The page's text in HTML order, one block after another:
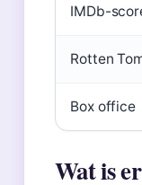
IMDb-
Rotten
Box office
Wat is